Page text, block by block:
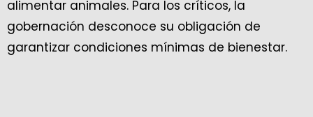
alimentar animales. Para los críticos, la
gobernación desconoce su obligación de
garantizar condiciones mínimas de bienestar.